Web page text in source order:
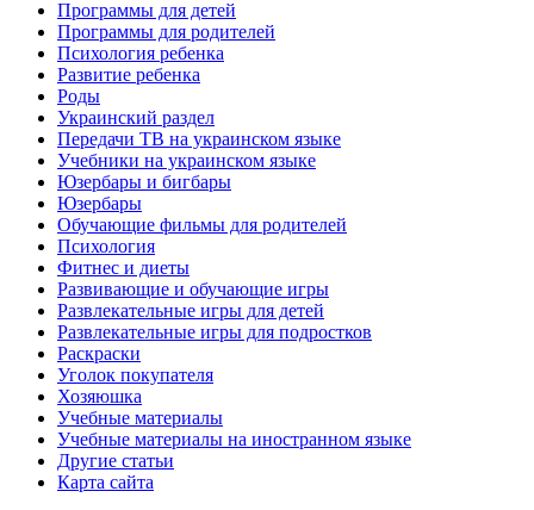
Программы для детей
Программы для родителей
Психология ребенка
Развитие ребенка
Роды
Украинский раздел
Передачи ТВ на украинском языке
Учебники на украинском языке
Юзербары и бигбары
Юзербары
Обучающие фильмы для родителей
Психология
Фитнес и диеты
Развивающие и обучающие игры
Развлекательные игры для детей
Развлекательные игры для подростков
Раскраски
Уголок покупателя
Хозяюшка
Учебные материалы
Учебные материалы на иностранном языке
Другие статьи
Карта сайта